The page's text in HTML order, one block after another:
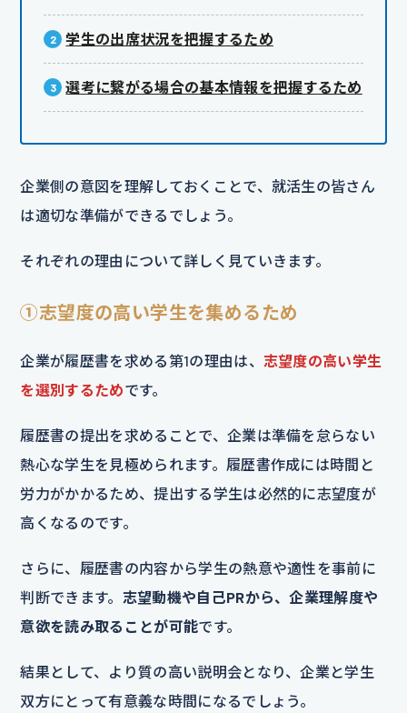
学生の出席状況を把握するため
選考に繋がる場合の基本情報を把握するため
企業側の意図を理解しておくことで、就活生の皆さん
は適切な準備ができるでしょう。
それぞれの理由について詳しく見ていきます。
①志望度の高い学生を集めるため
企業が履歴書を求める第1の理由は、 志望度の高い学生
を選別するためです。
履歴書の提出を求めることで、企業は準備を怠らない
熱心な学生を見極められます。履歴書作成には時間と
労力がかかるため、提出する学生は必然的に志望度が
高くなるのです。
さらに、履歴書の内容から学生の熱意や適性を事前に
判断できます。 志望動機や自己PRから、企業理解度や
意欲を読み取ることが可能です。
結果として、より質の高い説明会となり、企業と学生
双方にとって有意義な時間になるでしょう。